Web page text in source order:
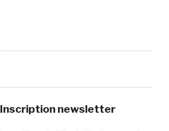
Inscription newsletter